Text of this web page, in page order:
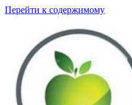
Перейти к содержимому